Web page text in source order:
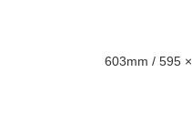
قطع لوحات 1.2 × 2.4m إلى 603 × 603mm / 595 ×